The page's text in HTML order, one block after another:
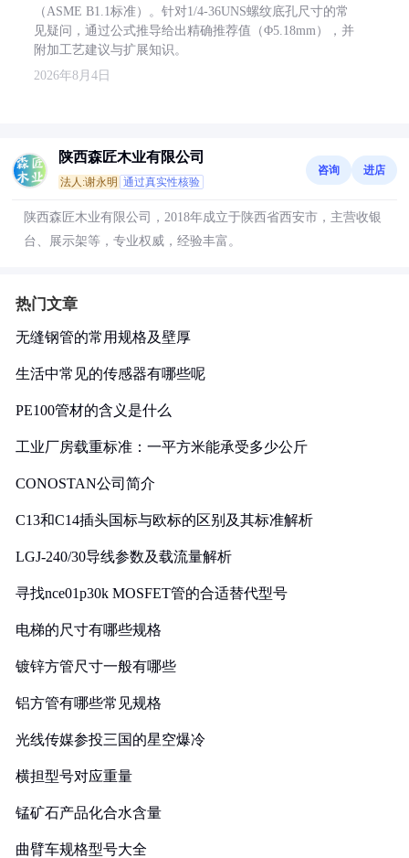
（ASME B1.1标准）。针对1/4-36UNS螺纹底孔尺寸的常
见疑问，通过公式推导给出精确推荐值（Φ5.18mm），并
附加工艺建议与扩展知识。
2026年8月4日
陕西森匠木业有限公司
法人:谢永明 通过真实性核验
咨询 进店
陕西森匠木业有限公司，2018年成立于陕西省西安市，主营收银
台、展示架等，专业权威，经验丰富。
热门文章
无缝钢管的常用规格及壁厚
生活中常见的传感器有哪些呢
PE100管材的含义是什么
工业厂房载重标准：一平方米能承受多少公斤
CONOSTAN公司简介
C13和C14插头国标与欧标的区别及其标准解析
LGJ-240/30导线参数及载流量解析
寻找nce01p30k MOSFET管的合适替代型号
电梯的尺寸有哪些规格
镀锌方管尺寸一般有哪些
铝方管有哪些常见规格
光线传媒参投三国的星空爆冷
横担型号对应重量
锰矿石产品化合水含量
曲臂车规格型号大全